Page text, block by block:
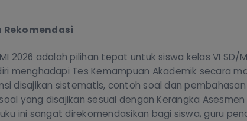
Rekomendasi
MI 2026 adalah pilihan tepat untuk siswa kelas VI SD/
menghadapi Tes Kemampuan Akademik secara
disajikan sistematis, contoh soal dan
yang disajikan sesuai dengan Kerangka Asesmen
ini sangat direkomendasikan bagi siswa, guru